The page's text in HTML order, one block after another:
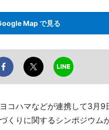
Map で見る
コハマなどが連携して3月
りに関するシンポジウム